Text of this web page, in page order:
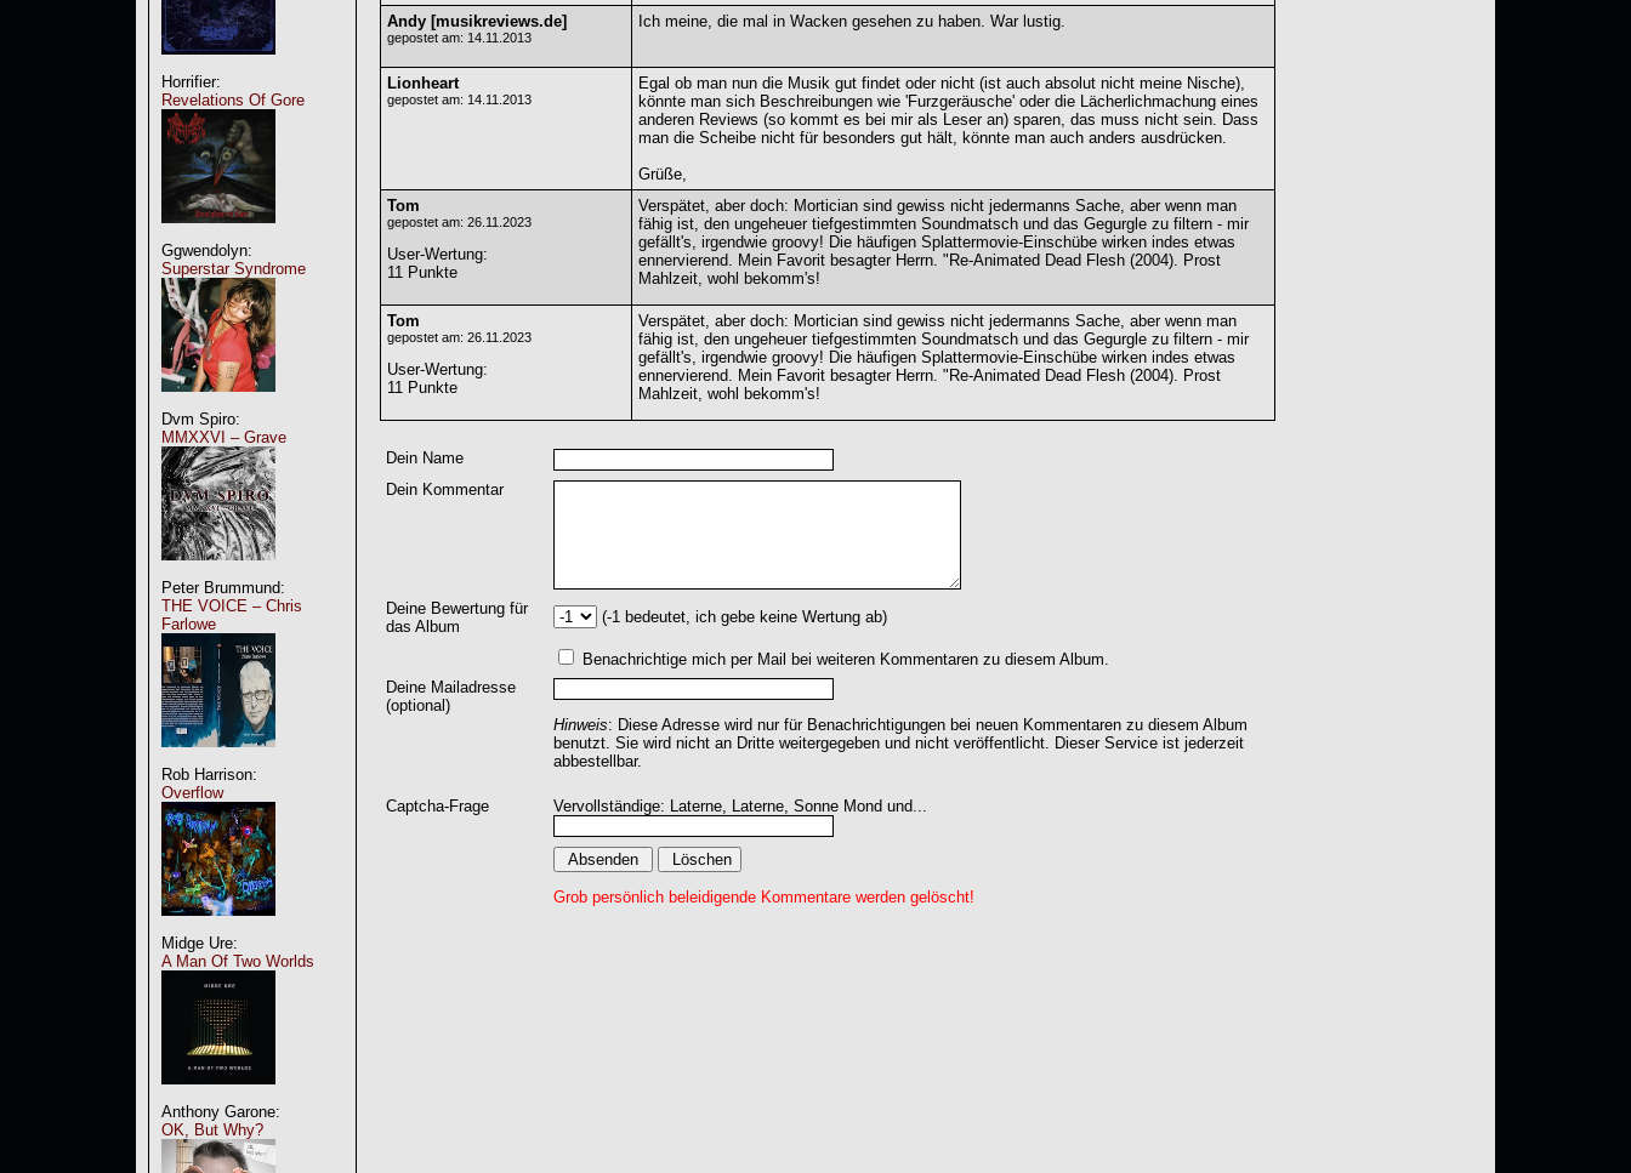
Horrifier:
Revelations Of Gore
Ggwendolyn:
Superstar Syndrome
Dvm Spiro:
MMXXVI – Grave
Peter Brummund:
THE VOICE – Chris
Farlowe
Rob Harrison:
Overflow
Midge Ure:
A Man Of Two Worlds
Anthony Garone:
OK, But Why?
Andy [musikreviews.de]
gepostet am: 14.11.2013
Ich meine, die mal in Wacken gesehen zu haben. War lustig.
Lionheart
gepostet am: 14.11.2013
Egal ob man nun die Musik gut findet oder nicht (ist auch absolut nicht meine Nische),
könnte man sich Beschreibungen wie 'Furzgeräusche' oder die Lächerlichmachung eines
anderen Reviews (so kommt es bei mir als Leser an) sparen, das muss nicht sein. Dass
man die Scheibe nicht für besonders gut hält, könnte man auch anders ausdrücken.
Grüße,
Tom
gepostet am: 26.11.2023
User-Wertung:
11 Punkte
Verspätet, aber doch: Mortician sind gewiss nicht jedermanns Sache, aber wenn man
fähig ist, den ungeheuer tiefgestimmten Soundmatsch und das Gegurgle zu filtern - mir
gefällt's, irgendwie groovy! Die häufigen Splattermovie-Einschübe wirken indes etwas
ennervierend. Mein Favorit besagter Herrn. "Re-Animated Dead Flesh (2004). Prost
Mahlzeit, wohl bekomm's!
Tom
gepostet am: 26.11.2023
User-Wertung:
11 Punkte
Verspätet, aber doch: Mortician sind gewiss nicht jedermanns Sache, aber wenn man
fähig ist, den ungeheuer tiefgestimmten Soundmatsch und das Gegurgle zu filtern - mir
gefällt's, irgendwie groovy! Die häufigen Splattermovie-Einschübe wirken indes etwas
ennervierend. Mein Favorit besagter Herrn. "Re-Animated Dead Flesh (2004). Prost
Mahlzeit, wohl bekomm's!
Dein Name
Dein Kommentar
Deine Bewertung für
das Album
(-1 bedeutet, ich gebe keine Wertung ab)
Benachrichtige mich per Mail bei weiteren Kommentaren zu diesem Album.
Deine Mailadresse
(optional)
Hinweis: Diese Adresse wird nur für Benachrichtigungen bei neuen Kommentaren zu diesem Album
benutzt. Sie wird nicht an Dritte weitergegeben und nicht veröffentlicht. Dieser Service ist jederzeit
abbestellbar.
Captcha-Frage Vervollständige: Laterne, Laterne, Sonne Mond und...
Grob persönlich beleidigende Kommentare werden gelöscht!